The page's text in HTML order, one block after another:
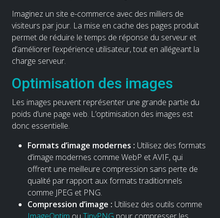
Imaginez un site e-commerce avec des milliers de
visiteurs par jour. La mise en cache des pages produit
permet de réduire le temps de réponse du serveur et
d’améliorer l’expérience utilisateur, tout en allégeant la
charge serveur.
Optimisation des images
Les images peuvent représenter une grande partie du
poids d’une page web. L’optimisation des images est
donc essentielle.
Formats d’image modernes : Utilisez des formats
d’image modernes comme WebP et AVIF, qui
offrent une meilleure compression sans perte de
qualité par rapport aux formats traditionnels
comme JPEG et PNG.
Compression d’image : Utilisez des outils comme